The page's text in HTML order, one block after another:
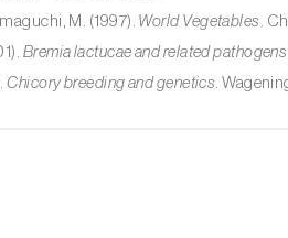
M. (1997). World Vegetables .
Bremia lactucae and related
Chicory breeding and genetics.